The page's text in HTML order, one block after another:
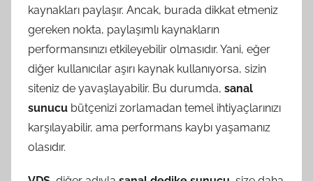
kaynakları paylaşır. Ancak, burada dikkat etmeniz
gereken nokta, paylaşımlı kaynakların
performansınızı etkileyebilir olmasıdır. Yani, eğer
diğer kullanıcılar aşırı kaynak kullanıyorsa, sizin
siteniz de yavaşlayabilir. Bu durumda, sanal
sunucu bütçenizi zorlamadan temel ihtiyaçlarınızı
karşılayabilir, ama performans kaybı yaşamanız
olasıdır.